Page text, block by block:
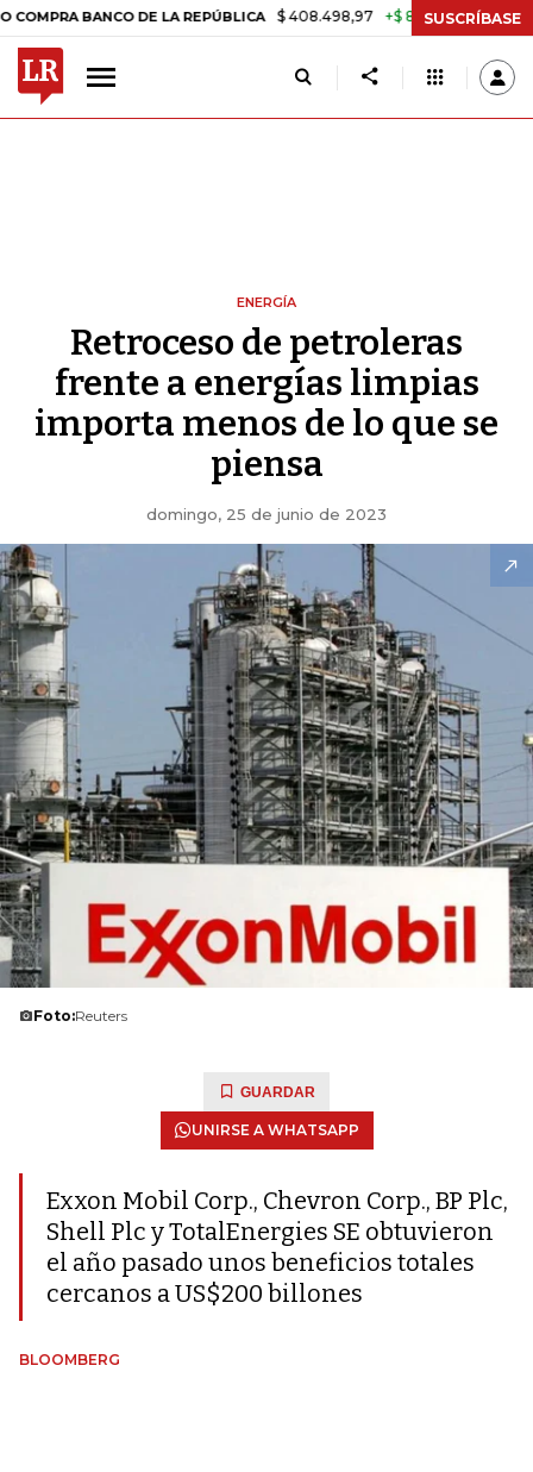
BANCO DE LA REPÚBLICA $ 408.498,97 +$ 8.753,81 +2,19% TASA
SUSCRÍBASE
ENERGÍA
Retroceso de petroleras
frente a energías limpias
importa menos de lo que se
piensa
domingo, 25 de junio de 2023
Foto:Reuters
GUARDAR
UNIRSE A WHATSAPP
Exxon Mobil Corp., Chevron Corp., BP Plc,
Shell Plc y TotalEnergies SE obtuvieron
el año pasado unos beneficios totales
cercanos a US$200 billones
BLOOMBERG